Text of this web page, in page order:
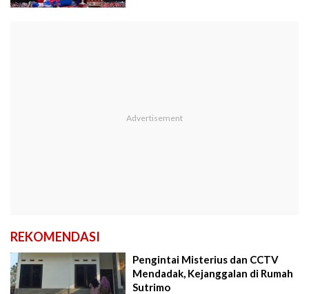
REKOMENDASI
Pengintai Misterius dan CCTV
Mendadak, Kejanggalan di Rumah
Sutrimo